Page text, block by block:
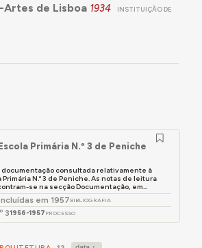
Artes de Lisboa 1934 INSTITUIÇÃO DE
Primária N.º 3 de Peniche
documentação consultada relativamente à
N.º 3 de Peniche. As notas de leitura
se na secção Documentação, em...
em 1957 BIBLIOGRAFIA
31956-1957 PROCESSO